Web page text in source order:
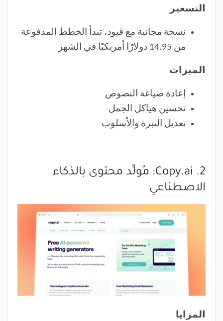
التسعير
نسخة مجانية مع قيود، تبدأ الخطط المدفوعة
من 14.95 دولارًا أمريكيًا في الشهر
الميزات
إعادة صياغة النصوص
تحسين هياكل الجمل
تعديل النبرة والأسلوب
2. Copy.ai: مُولِّد محتوى بالذكاء
الاصطناعي
المزايا